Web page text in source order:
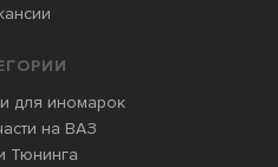
для иномарок
на ВАЗ
Тюнинга